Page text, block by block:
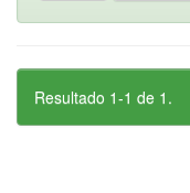
Resultado 1-1 de 1.